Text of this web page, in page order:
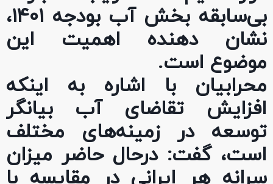
بی‌سابقه بخش آب بودجه ۱۴۰۱،
نشان دهنده اهمیت این
موضوع است.
محرابیان با اشاره به اینکه
افزایش تقاضای آب بیانگر
توسعه در زمینه‌های مختلف
است، گفت: درحال حاضر میزان